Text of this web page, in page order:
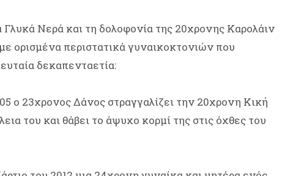
Νερά και τη δολοφονία της 20χρονης Καρολάιν
ορισμένα περιστατικά γυναικοκτονιών που
δεκαπενταετία:
ο 23χρονος Δάνος στραγγαλίζει την 20χρονη Κική
του και θάβει το άψυχο κορμί της στις όχθες του